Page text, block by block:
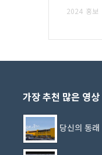
2024 홍보
가장 추천 많은 영상
당신의 동래